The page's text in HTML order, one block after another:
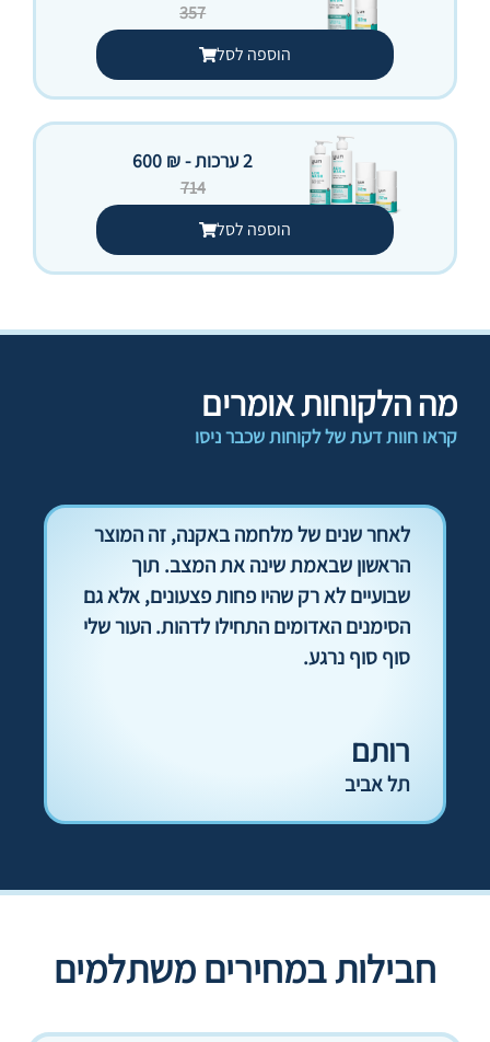
357
הוספה לסל
2 ערכות - ₪ 600
714
הוספה לסל
מה הלקוחות אומרים
קראו חוות דעת של לקוחות שכבר ניסו
לאחר שנים של מלחמה באקנה, זה המוצר
הראשון שבאמת שינה את המצב. תוך
שבועיים לא רק שהיו פחות פצעונים, אלא גם
הסימנים האדומים התחילו לדהות. העור שלי
סוף סוף נרגע.
רותם
תל אביב
חבילות במחירים משתלמים